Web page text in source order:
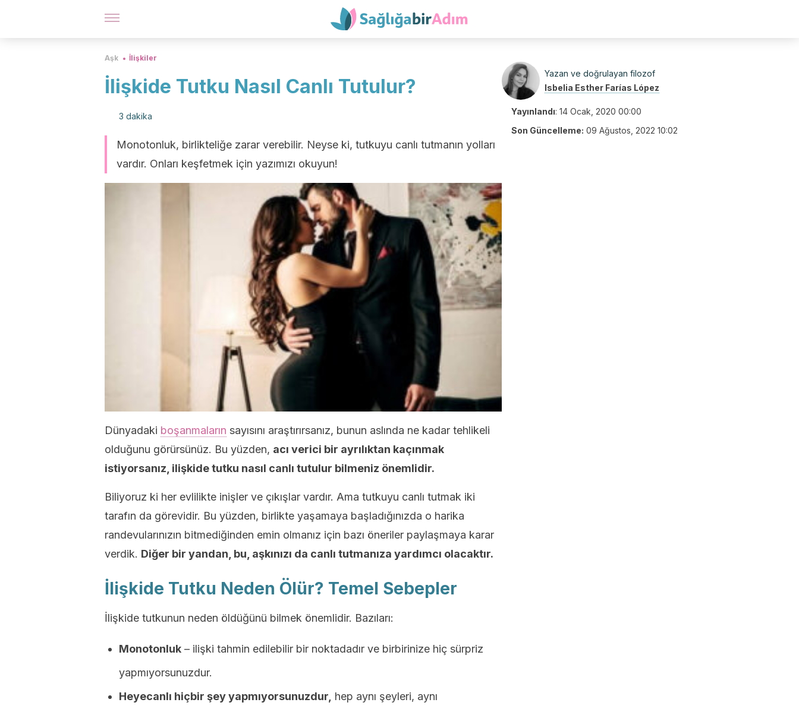
Aşk İlişkiler
İlişkide Tutku Nasıl Canlı Tutulur?
3 dakika
Monotonluk, birlikteliğe zarar verebilir. Neyse ki, tutkuyu canlı tutmanın yolları
vardır. Onları keşfetmek için yazımızı okuyun!
Dünyadaki boşanmaların sayısını araştırırsanız, bunun aslında ne kadar tehlikeli
olduğunu görürsünüz. Bu yüzden, acı verici bir ayrılıktan kaçınmak
istiyorsanız, ilişkide tutku nasıl canlı tutulur bilmeniz önemlidir.
Biliyoruz ki her evlilikte inişler ve çıkışlar vardır. Ama tutkuyu canlı tutmak iki
tarafın da görevidir. Bu yüzden, birlikte yaşamaya başladığınızda o harika
randevularınızın bitmediğinden emin olmanız için bazı öneriler paylaşmaya karar
verdik. Diğer bir yandan, bu, aşkınızı da canlı tutmanıza yardımcı olacaktır.
İlişkide Tutku Neden Ölür? Temel Sebepler
İlişkide tutkunun neden öldüğünü bilmek önemlidir. Bazıları:
Monotonluk – ilişki tahmin edilebilir bir noktadadır ve birbirinize hiç sürpriz
yapmıyorsunuzdur.
Heyecanlı hiçbir şey yapmıyorsunuzdur, hep aynı şeyleri, aynı
Yazan ve doğrulayan filozof
Isbelia Esther Farías López
Yayınlandı: 14 Ocak, 2020 00:00
Son Güncelleme: 09 Ağustos, 2022 10:02